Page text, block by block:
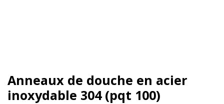
Anneaux de douche en acier
inoxydable 304 (pqt 100)